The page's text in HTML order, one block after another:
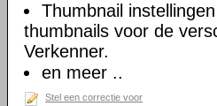
Thumbnail
thumbnails voor de
Verkenner.
en meer ..
Stel een correctie voor